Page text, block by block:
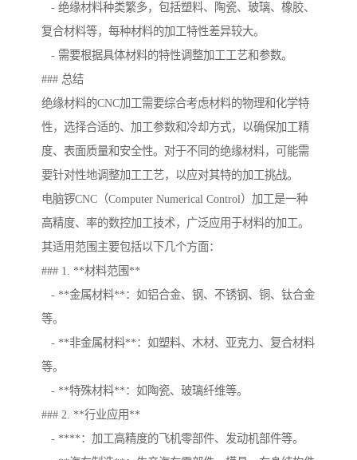
- 绝缘材料种类繁多，包括塑料、陶瓷、玻璃、橡胶、
复合材料等，每种材料的加工特性差异较大。
- 需要根据具体材料的特性调整加工工艺和参数。
### 总结
绝缘材料的CNC加工需要综合考虑材料的物理和化学特
性，选择合适的、加工参数和冷却方式，以确保加工精
度、表面质量和安全性。对于不同的绝缘材料，可能需
要针对性地调整加工工艺，以应对其特的加工挑战。
电脑锣CNC（Computer Numerical Control）加工是一种
高精度、率的数控加工技术，广泛应用于材料的加工。
其适用范围主要包括以下几个方面：
### 1. **材料范围**
- **金属材料**：如铝合金、钢、不锈钢、铜、钛合金
等。
- **非金属材料**：如塑料、木材、亚克力、复合材料
等。
- **特殊材料**：如陶瓷、玻璃纤维等。
### 2. **行业应用**
- ****：加工高精度的飞机零部件、发动机部件等。